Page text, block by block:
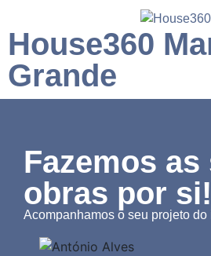
House360
Grande
Fazemos as
obras por si!
Acompanhamos o seu projeto do